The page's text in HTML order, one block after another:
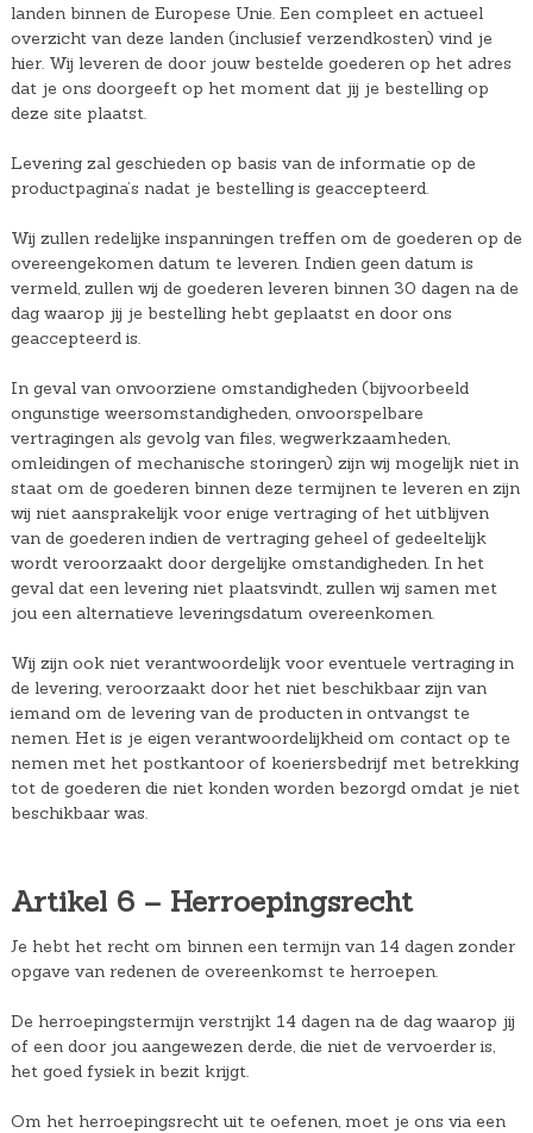
landen binnen de Europese Unie. Een compleet en actueel
overzicht van deze landen (inclusief verzendkosten) vind je
hier. Wij leveren de door jouw bestelde goederen op het adres
dat je ons doorgeeft op het moment dat jij je bestelling op
deze site plaatst.
Levering zal geschieden op basis van de informatie op de
productpagina’s nadat je bestelling is geaccepteerd.
Wij zullen redelijke inspanningen treffen om de goederen op de
overeengekomen datum te leveren. Indien geen datum is
vermeld, zullen wij de goederen leveren binnen 30 dagen na de
dag waarop jij je bestelling hebt geplaatst en door ons
geaccepteerd is.
In geval van onvoorziene omstandigheden (bijvoorbeeld
ongunstige weersomstandigheden, onvoorspelbare
vertragingen als gevolg van files, wegwerkzaamheden,
omleidingen of mechanische storingen) zijn wij mogelijk niet in
staat om de goederen binnen deze termijnen te leveren en zijn
wij niet aansprakelijk voor enige vertraging of het uitblijven
van de goederen indien de vertraging geheel of gedeeltelijk
wordt veroorzaakt door dergelijke omstandigheden. In het
geval dat een levering niet plaatsvindt, zullen wij samen met
jou een alternatieve leveringsdatum overeenkomen.
Wij zijn ook niet verantwoordelijk voor eventuele vertraging in
de levering, veroorzaakt door het niet beschikbaar zijn van
iemand om de levering van de producten in ontvangst te
nemen. Het is je eigen verantwoordelijkheid om contact op te
nemen met het postkantoor of koeriersbedrijf met betrekking
tot de goederen die niet konden worden bezorgd omdat je niet
beschikbaar was.
Artikel 6 – Herroepingsrecht
Je hebt het recht om binnen een termijn van 14 dagen zonder
opgave van redenen de overeenkomst te herroepen.
De herroepingstermijn verstrijkt 14 dagen na de dag waarop jij
of een door jou aangewezen derde, die niet de vervoerder is,
het goed fysiek in bezit krijgt.
Om het herroepingsrecht uit te oefenen, moet je ons via een